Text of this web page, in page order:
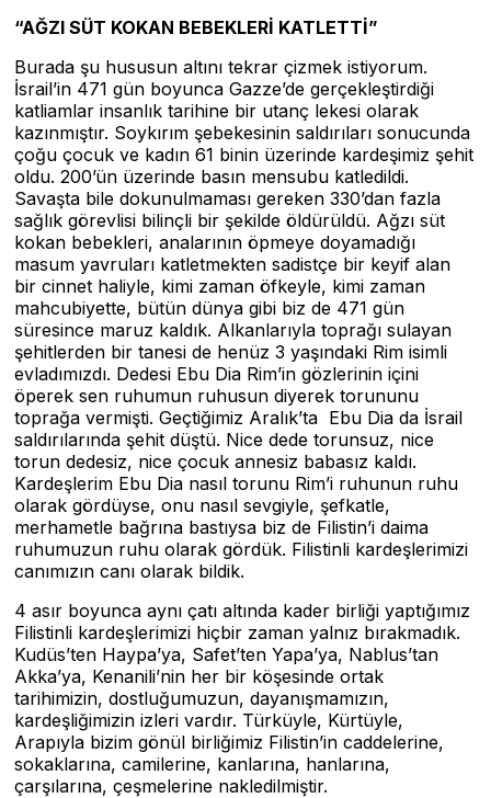
“AĞZI SÜT KOKAN BEBEKLERİ KATLETTİ”
Burada şu hususun altını tekrar çizmek istiyorum.
İsrail’in 471 gün boyunca Gazze’de gerçekleştirdiği
katliamlar insanlık tarihine bir utanç lekesi olarak
kazınmıştır. Soykırım şebekesinin saldırıları sonucunda
çoğu çocuk ve kadın 61 binin üzerinde kardeşimiz şehit
oldu. 200’ün üzerinde basın mensubu katledildi.
Savaşta bile dokunulmaması gereken 330’dan fazla
sağlık görevlisi bilinçli bir şekilde öldürüldü. Ağzı süt
kokan bebekleri, analarının öpmeye doyamadığı
masum yavruları katletmekten sadistçe bir keyif alan
bir cinnet haliyle, kimi zaman öfkeyle, kimi zaman
mahcubiyette, bütün dünya gibi biz de 471 gün
süresince maruz kaldık. Alkanlarıyla toprağı sulayan
şehitlerden bir tanesi de henüz 3 yaşındaki Rim isimli
evladımızdı. Dedesi Ebu Dia Rim’in gözlerinin içini
öperek sen ruhumun ruhusun diyerek torununu
toprağa vermişti. Geçtiğimiz Aralık’ta Ebu Dia da İsrail
saldırılarında şehit düştü. Nice dede torunsuz, nice
torun dedesiz, nice çocuk annesiz babasız kaldı.
Kardeşlerim Ebu Dia nasıl torunu Rim’i ruhunun ruhu
olarak gördüyse, onu nasıl sevgiyle, şefkatle,
merhametle bağrına bastıysa biz de Filistin’i daima
ruhumuzun ruhu olarak gördük. Filistinli kardeşlerimizi
canımızın canı olarak bildik.
4 asır boyunca aynı çatı altında kader birliği yaptığımız
Filistinli kardeşlerimizi hiçbir zaman yalnız bırakmadık.
Kudüs’ten Haypa’ya, Safet’ten Yapa’ya, Nablus’tan
Akka’ya, Kenanili’nin her bir köşesinde ortak
tarihimizin, dostluğumuzun, dayanışmamızın,
kardeşliğimizin izleri vardır. Türküyle, Kürtüyle,
Arapıyla bizim gönül birliğimiz Filistin’in caddelerine,
sokaklarına, camilerine, kanlarına, hanlarına,
çarşılarına, çeşmelerine nakledilmiştir.